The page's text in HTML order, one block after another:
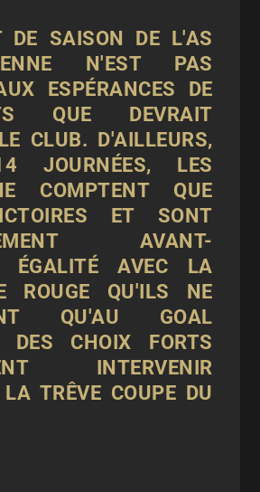
DE SAISON DE L'AS
N'EST PAS
ESPÉRANCES DE
QUE DEVRAIT
CLUB. D'AILLEURS,
JOURNÉES, LES
COMPTENT QUE
ET SONT
AVANT-
ÉGALITÉ AVEC LA
ROUGE QU'ILS NE
QU'AU GOAL
DES CHOIX FORTS
INTERVENIR
TRÊVE COUPE DU